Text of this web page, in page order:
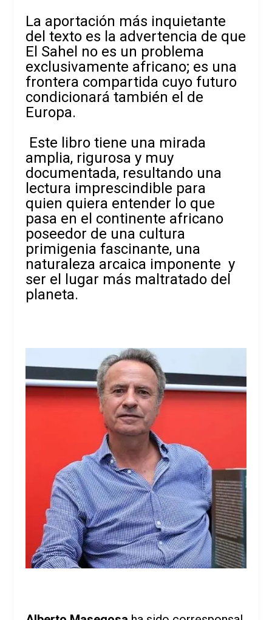
La aportación más inquietante
del texto es la advertencia de que
El Sahel no es un problema
exclusivamente africano; es una
frontera compartida cuyo futuro
condicionará también el de
Europa.
Este libro tiene una mirada
amplia, rigurosa y muy
documentada, resultando una
lectura imprescindible para
quien quiera entender lo que
pasa en el continente africano
poseedor de una cultura
primigenia fascinante, una
naturaleza arcaica imponente y
ser el lugar más maltratado del
planeta.